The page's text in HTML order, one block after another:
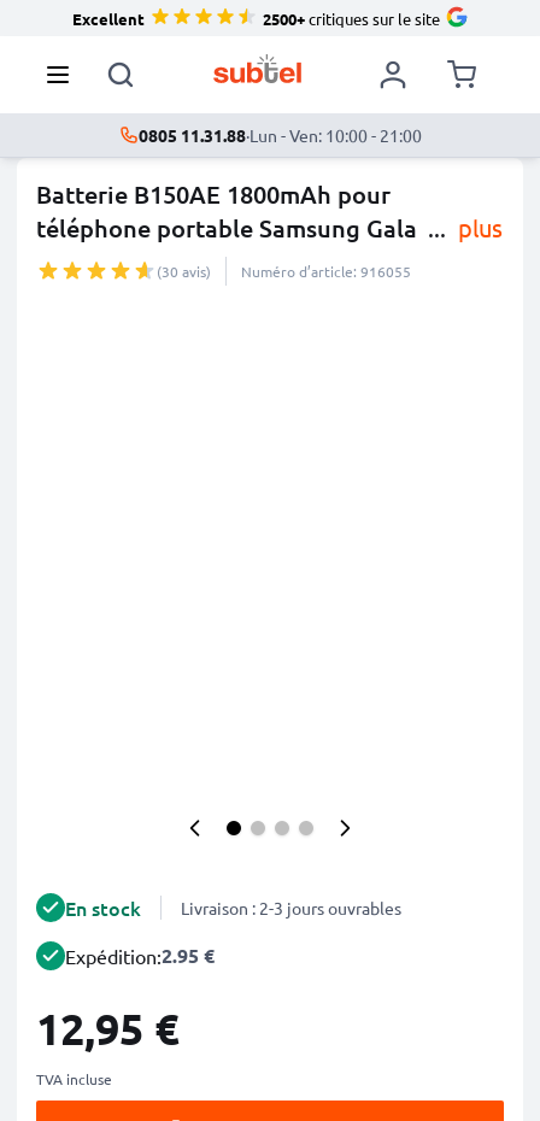
Excellent 2500+critiques sur le site
0805 11.31.88·Lun - Ven: 10:00 - 21:00
Batterie B150AE 1800mAh pour
téléphone portable Samsung Gala ... plus
(30 avis) Numéro d’article: 916055
En stock Livraison : 2-3 jours ouvrables
Expédition:2.95 €
12,95 €
TVA incluse